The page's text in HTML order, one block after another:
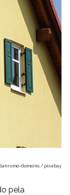
Sanremo-domains / pixabay
pela